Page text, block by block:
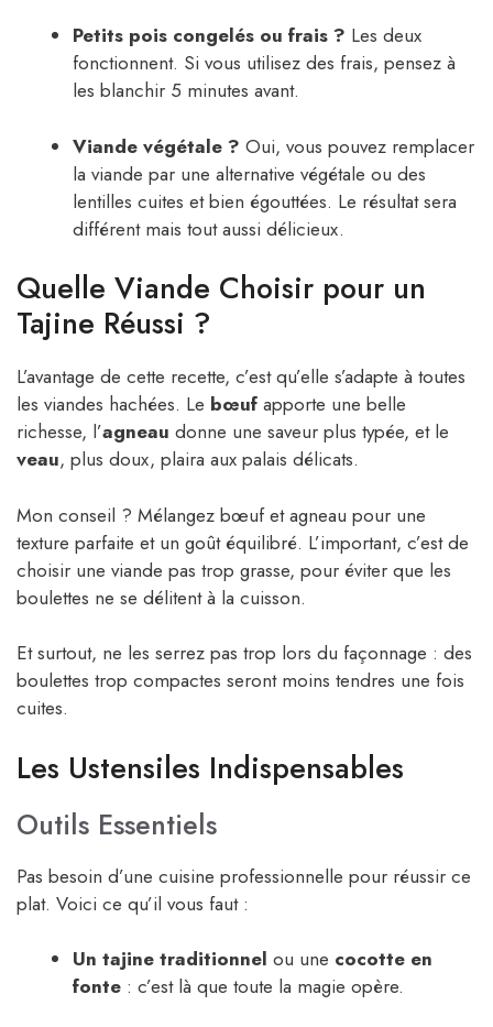
Petits pois congelés ou frais ? Les deux
fonctionnent. Si vous utilisez des frais, pensez à
les blanchir 5 minutes avant.
Viande végétale ? Oui, vous pouvez remplacer
la viande par une alternative végétale ou des
lentilles cuites et bien égouttées. Le résultat sera
différent mais tout aussi délicieux.
Quelle Viande Choisir pour un
Tajine Réussi ?
L’avantage de cette recette, c’est qu’elle s’adapte à toutes
les viandes hachées. Le bœuf apporte une belle
richesse, l’agneau donne une saveur plus typée, et le
veau, plus doux, plaira aux palais délicats.
Mon conseil ? Mélangez bœuf et agneau pour une
texture parfaite et un goût équilibré. L’important, c’est de
choisir une viande pas trop grasse, pour éviter que les
boulettes ne se délitent à la cuisson.
Et surtout, ne les serrez pas trop lors du façonnage : des
boulettes trop compactes seront moins tendres une fois
cuites.
Les Ustensiles Indispensables
Outils Essentiels
Pas besoin d’une cuisine professionnelle pour réussir ce
plat. Voici ce qu’il vous faut :
Un tajine traditionnel ou une cocotte en
fonte : c’est là que toute la magie opère.